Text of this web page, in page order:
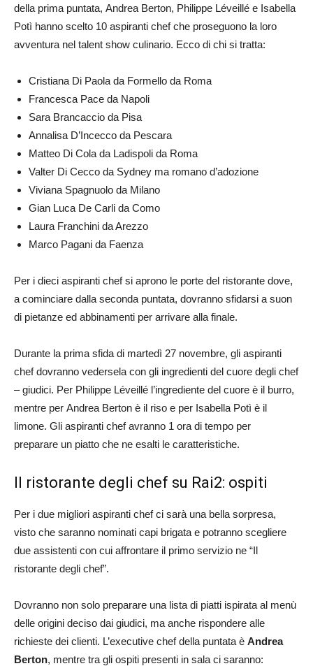
della prima puntata, Andrea Berton, Philippe Léveillé e Isabella
Potì hanno scelto 10 aspiranti chef che proseguono la loro
avventura nel talent show culinario. Ecco di chi si tratta:
Cristiana Di Paola da Formello da Roma
Francesca Pace da Napoli
Sara Brancaccio da Pisa
Annalisa D’Incecco da Pescara
Matteo Di Cola da Ladispoli da Roma
Valter Di Cecco da Sydney ma romano d’adozione
Viviana Spagnuolo da Milano
Gian Luca De Carli da Como
Laura Franchini da Arezzo
Marco Pagani da Faenza
Per i dieci aspiranti chef si aprono le porte del ristorante dove,
a cominciare dalla seconda puntata, dovranno sfidarsi a suon
di pietanze ed abbinamenti per arrivare alla finale.
Durante la prima sfida di martedì 27 novembre, gli aspiranti
chef dovranno vedersela con gli ingredienti del cuore degli chef
– giudici. Per Philippe Léveillé l’ingrediente del cuore è il burro,
mentre per Andrea Berton è il riso e per Isabella Potì è il
limone. Gli aspiranti chef avranno 1 ora di tempo per
preparare un piatto che ne esalti le caratteristiche.
Il ristorante degli chef su Rai2: ospiti
Per i due migliori aspiranti chef ci sarà una bella sorpresa,
visto che saranno nominati capi brigata e potranno scegliere
due assistenti con cui affrontare il primo servizio ne “Il
ristorante degli chef”.
Dovranno non solo preparare una lista di piatti ispirata al menù
delle origini deciso dai giudici, ma anche rispondere alle
richieste dei clienti. L’executive chef della puntata è Andrea
Berton, mentre tra gli ospiti presenti in sala ci saranno: